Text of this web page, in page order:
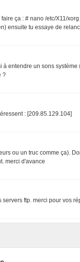
ça : # nano /etc/X11/
ensuite tu essaye de
entendre un sons
?
: [209.85.129.104]
ou un truc comme ça).
merci d'avance
ftp. merci pour vos